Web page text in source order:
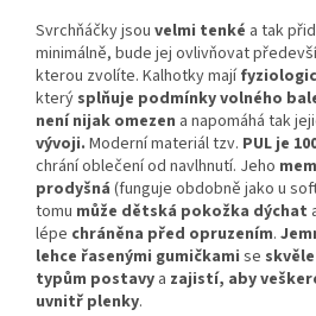
Svrchňáčky jsou velmi tenké a tak
minimálně, bude jej ovlivňovat
kterou zvolíte. Kalhotky mají
který splňuje podmínky volného
není nijak omezen a napomáhá tak
vývoji. Moderní materiál tzv. PUL je
chrání oblečení od navlhnutí. Jeho
prodyšná (funguje obdobně jako u
tomu může dětská pokožka dýchat
lépe chráněna před opruzením.
lehce řasenými gumičkami se
typům postavy a zajistí, aby
uvnitř plenky.